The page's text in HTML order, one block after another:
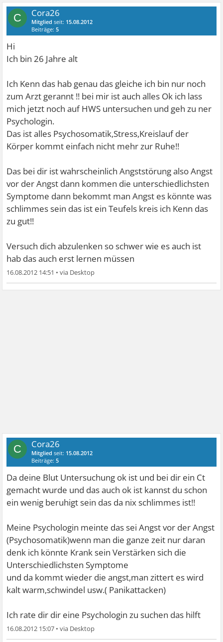
C Cora26
Mitglied seit: 15.08.2012
Beiträge:5
Hi
Ich bin 26 Jahre alt
Ich Kenn das hab genau das gleiche ich bin nur noch
zum Arzt gerannt !! bei mir ist auch alles Ok ich lass
mich jetzt noch auf HWS untersuchen und geh zu ner
Psychologin.
Das ist alles Psychosomatik,Stress,Kreislauf der
Körper kommt einfach nicht mehr zur Ruhe!!
Das bei dir ist wahrscheinlich Angststörung also Angst
vor der Angst dann kommen die unterschiedlichsten
Symptome dann bekommt man Angst es könnte was
schlimmes sein das ist ein Teufels kreis ich Kenn das
zu gut!!
Versuch dich abzulenken so schwer wie es auch ist
hab das auch erst lernen müssen
16.08.2012 14:51 •
C Cora26
Mitglied seit: 15.08.2012
Beiträge:5
Da deine Blut Untersuchung ok ist und bei dir ein Ct
gemacht wurde und das auch ok ist kannst du schon
ein wenig beruhigt sein das da nix schlimmes ist!!
Meine Psychologin meinte das sei Angst vor der Angst
(Psychosomatik)wenn man die ganze zeit nur daran
denk ich könnte Krank sein Verstärken sich die
Unterschiedlichsten Symptome
und da kommt wieder die angst,man zittert es wird
kalt warm,schwindel usw.( Panikattacken)
Ich rate dir dir eine Psychologin zu suchen das hilft
16.08.2012 15:07 •